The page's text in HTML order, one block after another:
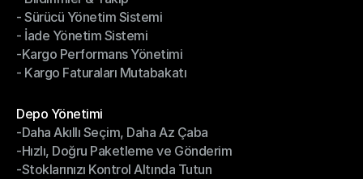
- Bildirimler & Takip
- Sürücü Yönetim Sistemi
- Sürücü Yönetim Sistemi
- İade Yönetim Sistemi
- İade Yönetim Sistemi
-Kargo Performans Yönetimi
-Kargo Performans Yönetimi
- Kargo Faturaları Mutabakatı
Depo Yönetimi
Depo Yönetimi
-Daha Akıllı Seçim, Daha Az Çaba
-Daha Akıllı Seçim, Daha Az Çaba
-Hızlı, Doğru Paketleme ve Gönderim
-Hızlı, Doğru Paketleme ve Gönderim
-Stoklarınızı Kontrol Altında Tutun